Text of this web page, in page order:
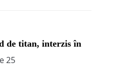
de titan, interzis în
25